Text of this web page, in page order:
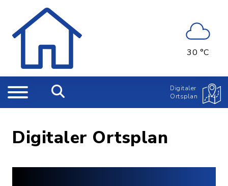
30 °C
Digitaler
Ortsplan
Digitaler Ortsplan